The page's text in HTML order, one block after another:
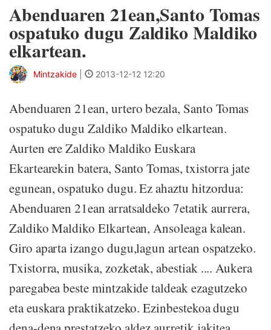
Abenduaren 21ean,Santo Tomas
ospatuko dugu Zaldiko Maldiko
elkartean.
Mintzakide 2013-12-12 12:20
Abenduaren 21ean, urtero bezala, Santo Tomas
ospatuko dugu Zaldiko Maldiko elkartean.
Aurten ere Zaldiko Maldiko Euskara
Ekartearekin batera, Santo Tomas, txistorra jate
egunean, ospatuko dugu. Ez ahaztu hitzordua:
Abenduaren 21ean arratsaldeko 7etatik aurrera,
Zaldiko Maldiko Elkartean, Ansoleaga kalean.
Giro aparta izango dugu,lagun artean ospatzeko.
Txistorra, musika, zozketak, abestiak .... Aukera
paregabea beste mintzakide taldeak ezagutzeko
eta euskara praktikatzeko. Ezinbestekoa dugu